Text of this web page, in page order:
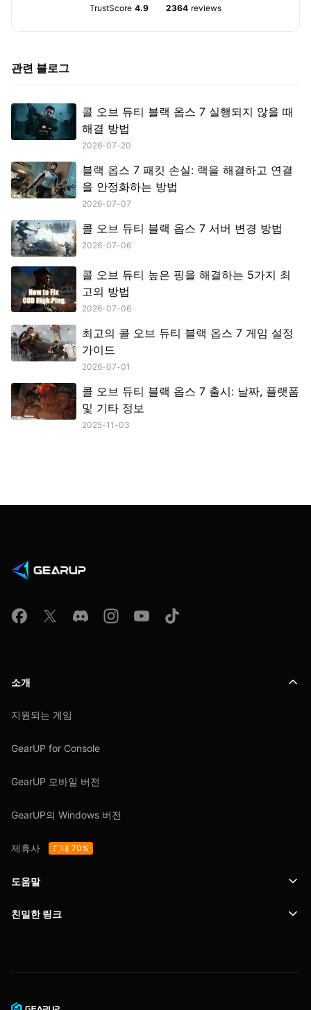
TrustScore 4.9 2364 reviews
관련 블로그
콜 오브 듀티 블랙 옵스 7 실행되지 않을 때
해결 방법
2026-07-20
블랙 옵스 7 패킷 손실: 랙을 해결하고 연결
을 안정화하는 방법
2026-07-07
콜 오브 듀티 블랙 옵스 7 서버 변경 방법
2026-07-06
콜 오브 듀티 높은 핑을 해결하는 5가지 최
고의 방법
2026-07-06
최고의 콜 오브 듀티 블랙 옵스 7 게임 설정
가이드
2026-07-01
콜 오브 듀티 블랙 옵스 7 출시: 날짜, 플랫폼
및 기타 정보
2025-11-03
소개
지원되는 게임
GearUP for Console
GearUP 모바일 버전
GearUP의 Windows 버전
제휴사 최대 70%
도움말
지원
친밀한 링크